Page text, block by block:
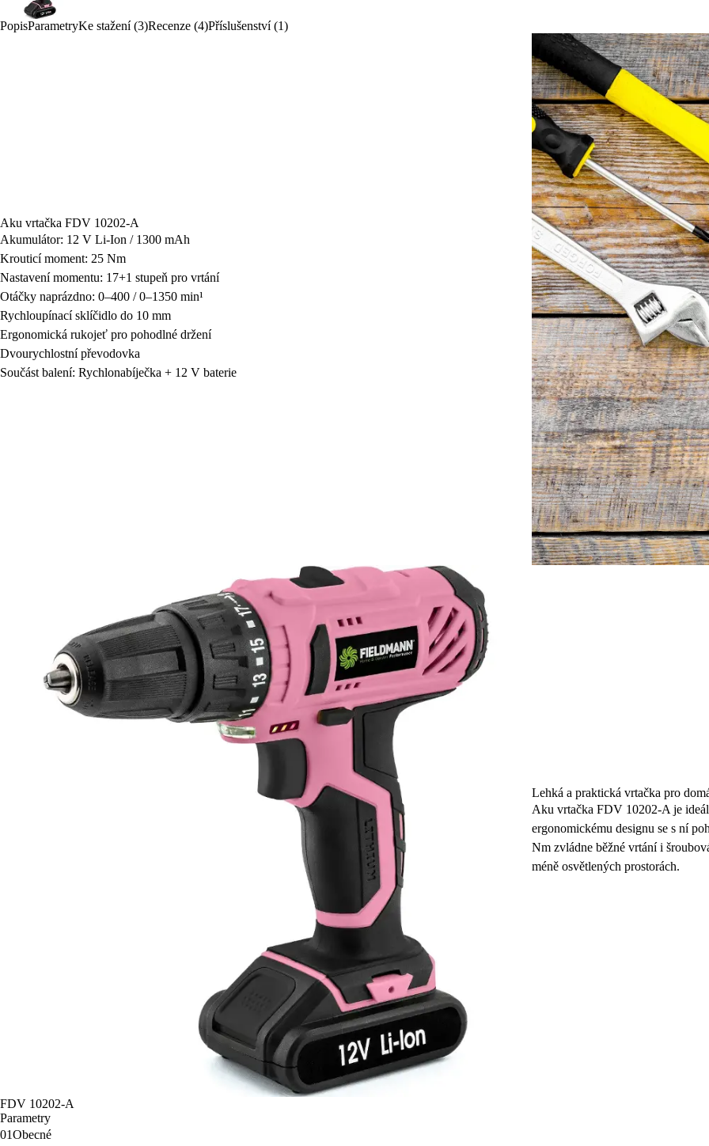
PopisParametryKe stažení (3)Recenze (4)Příslušenství (1)
Aku vrtačka FDV 10202-A
Akumulátor: 12 V Li-Ion / 1300 mAh
Krouticí moment: 25 Nm
Nastavení momentu: 17+1 stupeň pro vrtání
Otáčky naprázdno: 0–400 / 0–1350 min¹
Rychloupínací sklíčidlo do 10 mm
Ergonomická rukojeť pro pohodlné držení
Dvourychlostní převodovka
Součást balení: Rychlonabíječka + 12 V baterie
Lehká a praktická vrtačka pro
Aku vrtačka FDV 10202-A je
ergonomickému designu se s ní
Nm zvládne běžné vrtání i
méně osvětlených prostorách.
FDV 10202-A
Parametry
01Obecné